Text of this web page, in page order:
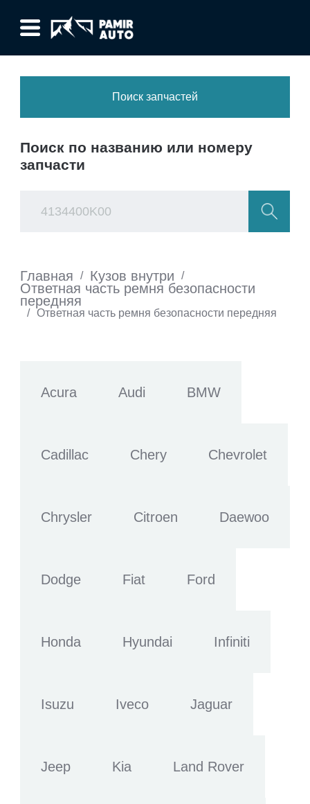
Поиск запчастей
Поиск по названию или номеру
запчасти
Главная / Кузов внутри /
Ответная часть ремня безопасности
передняя
/ Ответная часть ремня безопасности передняя
Acura Audi BMW
Cadillac Chery Chevrolet
Chrysler Citroen Daewoo
Dodge Fiat Ford
Honda Hyundai Infiniti
Isuzu Iveco Jaguar
Jeep Kia Land Rover